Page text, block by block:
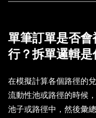
單筆訂單是否
行？拆單邏輯是
在模擬計算各個路徑的
流動性池或路徑的時候
池子或路徑中，然後彙